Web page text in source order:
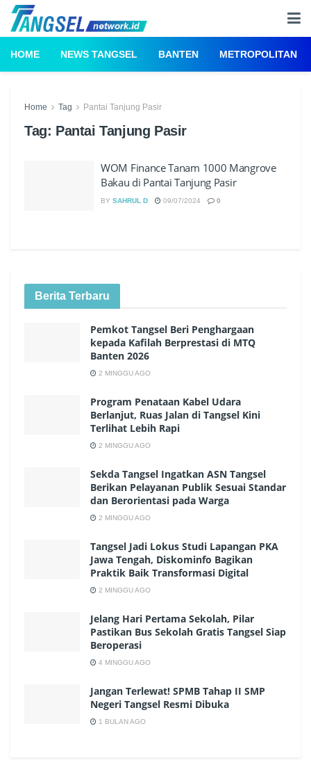
HOME NEWS TANGSEL BANTEN METROPOLITAN
Home Tag Pantai Tanjung Pasir
Tag: Pantai Tanjung Pasir
WOM Finance Tanam 1000 Mangrove
Bakau di Pantai Tanjung Pasir
BY SAHRUL D 09/07/2024 0
Berita Terbaru
Pemkot Tangsel Beri Penghargaan
kepada Kafilah Berprestasi di MTQ
Banten 2026
2 MINGGU AGO
Program Penataan Kabel Udara
Berlanjut, Ruas Jalan di Tangsel Kini
Terlihat Lebih Rapi
2 MINGGU AGO
Sekda Tangsel Ingatkan ASN Tangsel
Berikan Pelayanan Publik Sesuai Standar
dan Berorientasi pada Warga
2 MINGGU AGO
Tangsel Jadi Lokus Studi Lapangan PKA
Jawa Tengah, Diskominfo Bagikan
Praktik Baik Transformasi Digital
2 MINGGU AGO
Jelang Hari Pertama Sekolah, Pilar
Pastikan Bus Sekolah Gratis Tangsel Siap
Beroperasi
4 MINGGU AGO
Jangan Terlewat! SPMB Tahap II SMP
Negeri Tangsel Resmi Dibuka
1 BULAN AGO